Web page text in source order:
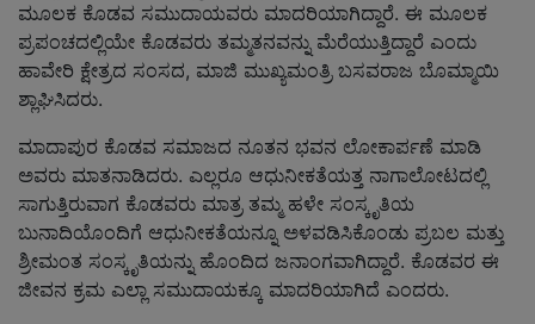
ಮೂಲಕ ಕೊಡವ ಸಮುದಾಯವರು ಮಾದರಿಯಾಗಿದ್ದಾರೆ. ಈ ಮೂಲಕ
ಪ್ರಪಂಚದಲ್ಲಿಯೇ ಕೊಡವರು ತಮ್ಮತನವನ್ನು ಮೆರೆಯುತ್ತಿದ್ದಾರೆ ಎಂದು
ಹಾವೇರಿ ಕ್ಷೇತ್ರದ ಸಂಸದ, ಮಾಜಿ ಮುಖ್ಯಮಂತ್ರಿ ಬಸವರಾಜ ಬೊಮ್ಮಾಯಿ
ಶ್ಲಾಘಿಸಿದರು.
ಮಾದಾಪುರ ಕೊಡವ ಸಮಾಜದ ನೂತನ ಭವನ ಲೋಕಾರ್ಪಣೆ ಮಾಡಿ
ಅವರು ಮಾತನಾಡಿದರು. ಎಲ್ಲರೂ ಆಧುನೀಕತೆಯತ್ತ ನಾಗಾಲೋಟದಲ್ಲಿ
ಸಾಗುತ್ತಿರುವಾಗ ಕೊಡವರು ಮಾತ್ರ ತಮ್ಮ ಹಳೇ ಸಂಸ್ಕೃತಿಯ
ಬುನಾದಿಯೊಂದಿಗೆ ಆಧುನೀಕತೆಯನ್ನೂ ಅಳವಡಿಸಿಕೊಂಡು ಪ್ರಬಲ ಮತ್ತು
ಶ್ರೀಮಂತ ಸಂಸ್ಕೃತಿಯನ್ನು ಹೊಂದಿದ ಜನಾಂಗವಾಗಿದ್ದಾರೆ. ಕೊಡವರ ಈ
ಜೀವನ ಕ್ರಮ ಎಲ್ಲಾ ಸಮುದಾಯಕ್ಕೂ ಮಾದರಿಯಾಗಿದೆ ಎಂದರು.